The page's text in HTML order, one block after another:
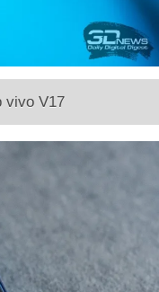
vivo V17